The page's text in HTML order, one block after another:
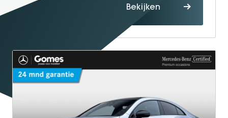
Dongfeng
Box
BYD
BYD SEAL 6 DM-I
Bekijken